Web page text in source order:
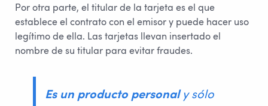
Por otra parte, el titular de la tarjeta es el que
establece el contrato con el emisor y puede hacer uso
legítimo de ella. Las tarjetas llevan insertado el
nombre de su titular para evitar fraudes.
Es un producto personaly sólo